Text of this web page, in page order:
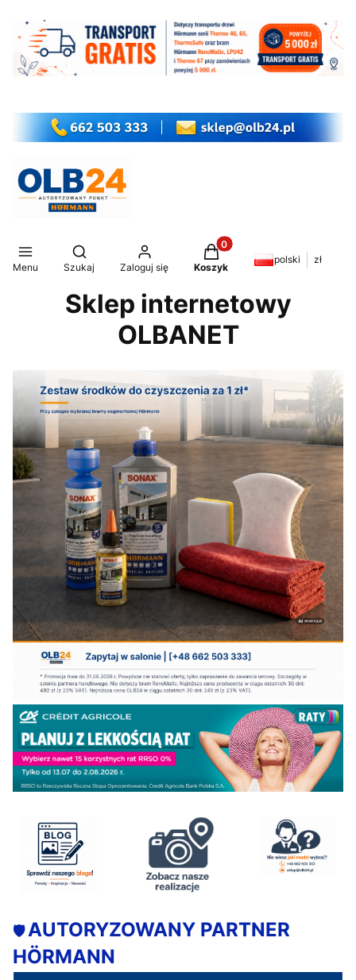
Menu
Otwórz wyszukiwarkę
Szukaj Zaloguj się
Produkty w koszyku: 0.
Koszyk
polski zł
Sklep internetowy
OLBANET
🛡️AUTORYZOWANY PARTNER
HÖRMANN